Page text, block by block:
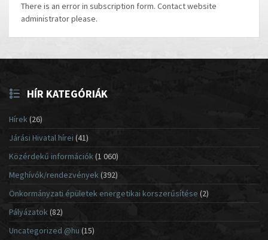
There is an error in subscription form. Contact website
administrator please.
HÍR KATEGÓRIÁK
Hírek(26)
Járási Hivatal hírei (41)
Közérdekű információk(1 060)
Meghívók/rendezvények (392)
Önkormányzati épületek energetikai korszerűsítése (2)
Pályázatok (82)
Uncategorized @hu (15)